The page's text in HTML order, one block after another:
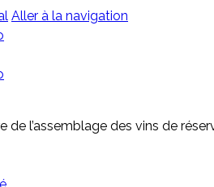
Aller à la navigation
de l’assemblage des vins de